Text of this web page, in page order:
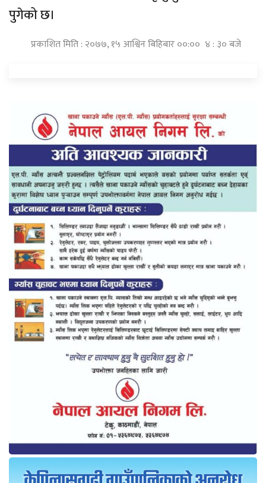
पुगेको छ।
प्रकाशित मिति : २०७७, १५ आश्विन बिहिबार ००:०० ४ : ३० बजे